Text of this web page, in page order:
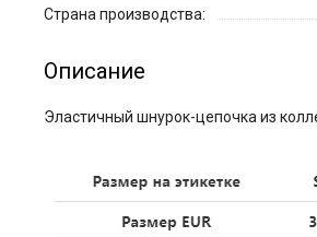
Страна производства:
Описание
Эластичный шнурок-цепочка из